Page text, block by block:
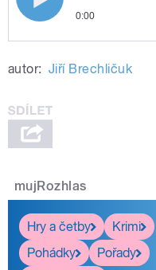
pause
0:00
druhý komunitní
autor: Jiří Brechličuk
mujRozhlas
Hry a četby
Krimi
Pohádky
Pořady